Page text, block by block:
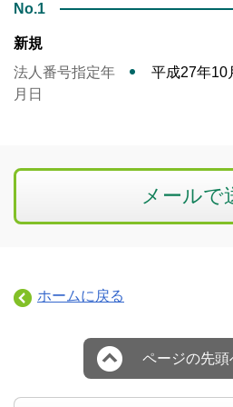
No.1
新規
法人番号指定年
月日
平成27年10
メールで
ホームに戻る
ページの先頭